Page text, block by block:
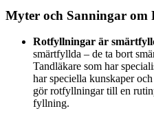
Myter och Sanningar
Rotfyllningar är
smärtfyllda – de ta bort
Tandläkare som har
har speciella kunskaper
gör rotfyllningar till en
fyllning.